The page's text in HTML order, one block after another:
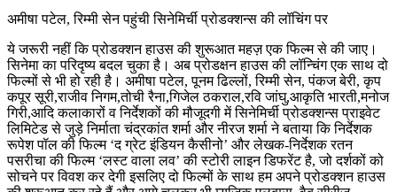
अमीषा पटेल, रिम्मी सेन पहुंची सिनेमिर्ची प्रोडक्शन्स की लॉचिंग पर
ये जरूरी नहीं कि प्रोडक्शन हाउस की शुरूआत महज़ एक फिल्म से की जाए।
सिनेमा का परिदृष्य बदल चुका है। अब प्रोडक्षन हाउस की लॉन्चिंग एक साथ दो
फिल्मों से भी हो रही है। अमीषा पटेल, पूनम ढिल्लों, रिम्मी सेन, पंकज बेरी, कृप
कपूर सूरी,राजीव निगम,तोची रैना,गिजेल ठकराल,रवि जांघु,आकृति भारती,मनोज
गिरी,आदि कलाकारों व निर्देशकों की मौजूदगी में सिनेमिर्ची प्रोडक्शन्स प्राइवेट
लिमिटेड से जुड़े निर्माता चंद्रकांत शर्मा और नीरज शर्मा ने बताया कि निर्देशक
रूपेश पॉल की फिल्म ‘द ग्रेट इंडियन कैसीनो’ और लेखक-निर्देशक रतन
पसरीचा की फिल्म ‘लस्ट वाला लव’ की स्टोरी लाइन डिफरेंट है, जो दर्शकों को
सोचने पर विवश कर देगी इसलिए दो फिल्मों के साथ हम अपने प्रोडक्शन हाउस